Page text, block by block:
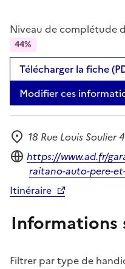
Niveau de complétude
44%
Télécharger la fiche
Modifier ces
Adresse
18 Rue Louis Soulier
Site internet
https://www.ad.fr/
raitano-auto-pere-
Itinéraire
Informations
Filtrer par type de